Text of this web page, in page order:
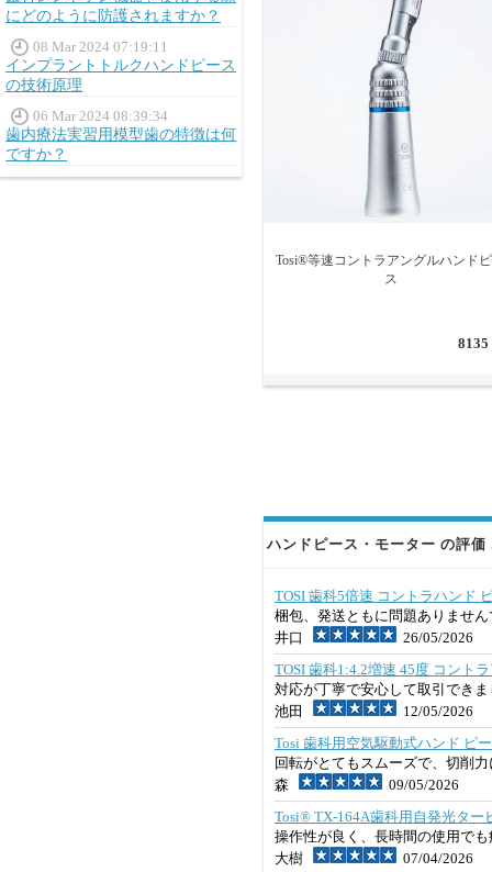
にどのように防護されますか？
08 Mar 2024 07:19:11
インプラントトルクハンドピース
の技術原理
06 Mar 2024 08:39:34
歯内療法実習用模型歯の特徴は何
ですか？
Tosi®等速コントラアングルハンド
ス
8135
ハンドピース・モーター の評価
TOSI 歯科5倍速 コントラハンド
梱包、発送ともに問題ありませ
井口
26/05/2026
TOSI 歯科1:4.2増速 45度 コント
対応が丁寧で安心して取引でき
池田
12/05/2026
Tosi 歯科用空気駆動式ハンド ピ
回転がとてもスムーズで、切削
森
09/05/2026
Tosi® TX-164A歯科用自発光ター
操作性が良く、長時間の使用で
大樹
07/04/2026